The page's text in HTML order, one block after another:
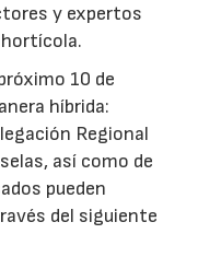
y expertos
10 de
híbrida:
Regional
así como de
pueden
del siguiente